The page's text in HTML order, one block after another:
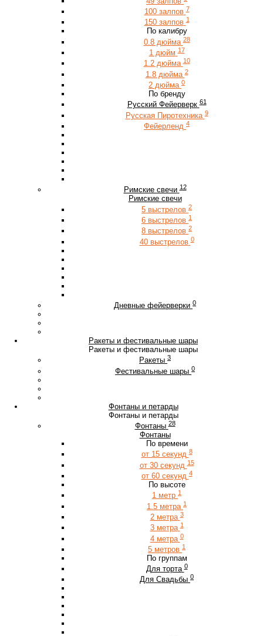
100 залпов 7
150 залпов 1
По калибру
0.8 дюйма 28
1 дюйм 17
1.2 дюйма 10
1.8 дюйма 2
2 дюйма 0
По бренду
Русский Фейерверк 61
Русская Пиротехника 9
Фейерленд 4
Римские свечи 12
Римские свечи
5 выстрелов 2
6 выстрелов 1
8 выстрелов 2
40 выстрелов 0
Дневные фейерверки 0
Ракеты и фестивальные шары
Ракеты и фестивальные шары
Ракеты 3
Фестивальные шары 0
Фонтаны и петарды
Фонтаны и петарды
Фонтаны 28
Фонтаны
По времени
от 15 секунд 8
от 30 секунд 15
от 60 секунд 4
По высоте
1 метр 1
1.5 метра 1
2 метра 3
3 метра 1
4 метра 0
5 метров 1
По группам
Для торта 0
Для Свадьбы 0